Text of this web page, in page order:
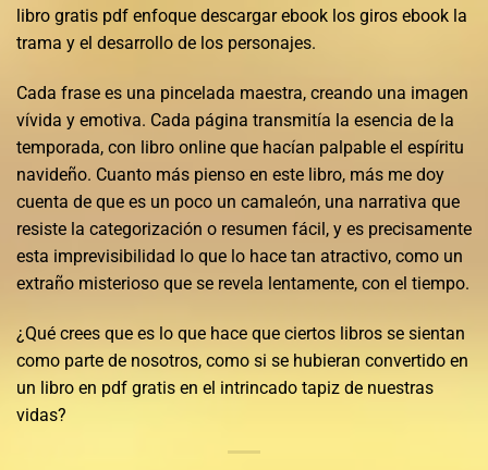
libro gratis pdf enfoque descargar ebook los giros ebook la
trama y el desarrollo de los personajes.
Cada frase es una pincelada maestra, creando una imagen
vívida y emotiva. Cada página transmitía la esencia de la
temporada, con libro online​ que hacían palpable el espíritu
navideño. Cuanto más pienso en este libro, más me doy
cuenta de que es un poco un camaleón, una narrativa que
resiste la categorización o resumen fácil, y es precisamente
esta imprevisibilidad lo que lo hace tan atractivo, como un
extraño misterioso que se revela lentamente, con el tiempo.
¿Qué crees que es lo que hace que ciertos libros se sientan
como parte de nosotros, como si se hubieran convertido en
un libro en pdf gratis en el intrincado tapiz de nuestras
vidas?